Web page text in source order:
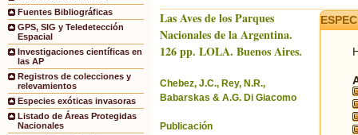
Fuentes Bibliográficas
GPS, SIG y Teledetección
Espacial
Investigaciones científicas en
las AP
Registros de colecciones y
relevamientos
Especies exóticas invasoras
Listado de Áreas Protegidas
Nacionales
Las Aves de los Parques
Nacionales de la Argentina.
126 pp. LOLA. Buenos Aires.
Chebez, J.C., Rey, N.R.,
Babarskas & A.G. Di Giacomo
Publicación